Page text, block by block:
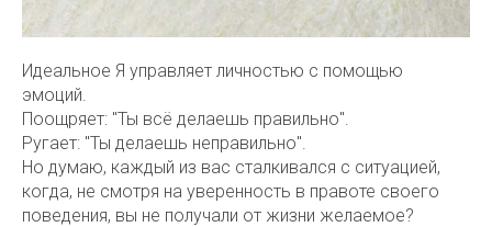
Идеальное Я управляет личностью с помощью
эмоций.
Поощряет: "Ты всё делаешь правильно".
Ругает: "Ты делаешь неправильно".
Но думаю, каждый из вас сталкивался с ситуацией,
когда, не смотря на уверенность в правоте своего
поведения, вы не получали от жизни желаемое?